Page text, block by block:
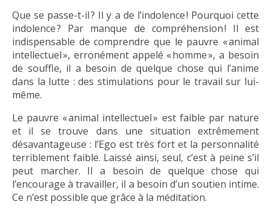
Que se passe-t-il ? Il y a de l’indolence ! Pourquoi cette
indolence ? Par manque de compréhension ! Il est
indispensable de comprendre que le pauvre « animal
intellectuel », erronément appelé « homme », a besoin
de souffle, il a besoin de quelque chose qui l’anime
dans la lutte : des stimulations pour le travail sur lui-
même.
Le pauvre « animal intellectuel » est faible par nature
et il se trouve dans une situation extrêmement
désavantageuse : l’Ego est très fort et la personnalité
terriblement faible. Laissé ainsi, seul, c’est à peine s’il
peut marcher. Il a besoin de quelque chose qui
l’encourage à travailler, il a besoin d’un soutien intime.
Ce n’est possible que grâce à la méditation.